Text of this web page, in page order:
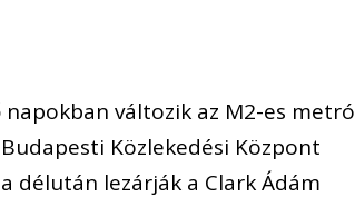
változik az M2-es metró
Közlekedési Központ
délután lezárják a Clark Ádám